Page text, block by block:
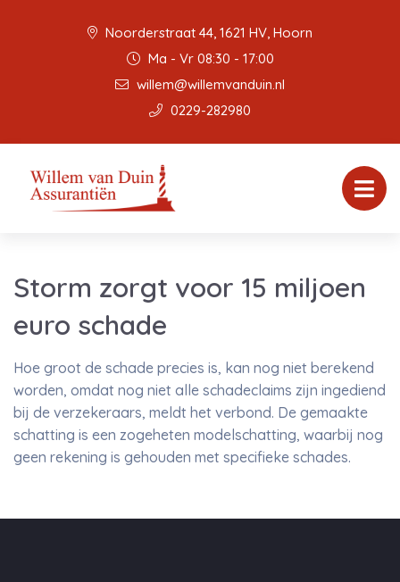
Noorderstraat 44, 1621 HV, Hoorn
Ma - Vr 08:30 - 17:00
willem@willemvanduin.nl
0229-282980
Storm zorgt voor 15 miljoen
euro schade
Hoe groot de schade precies is, kan nog niet berekend
worden, omdat nog niet alle schadeclaims zijn ingediend
bij de verzekeraars, meldt het verbond. De gemaakte
schatting is een zogeheten modelschatting, waarbij nog
geen rekening is gehouden met specifieke schades.